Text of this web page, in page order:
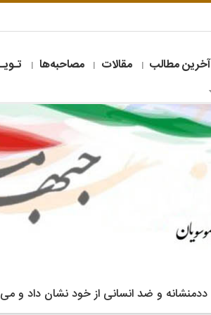
آخرین مطالب مقالات مصاحبه‌ها
ددمنشانه و ضد انسانی از خود نشان داد و